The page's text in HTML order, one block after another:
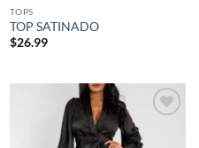
TOPS
TOP SATINADO
$26.99